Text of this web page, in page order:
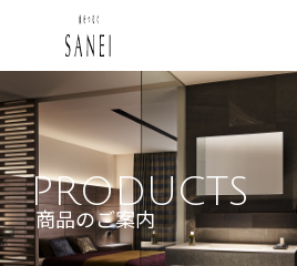
PRODUCTS
商品のご案内